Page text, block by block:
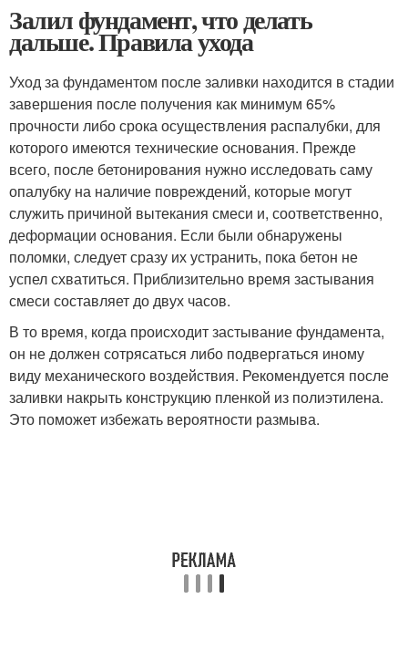
Залил фундамент, что делать
дальше. Правила ухода
Уход за фундаментом после заливки находится в стадии
завершения после получения как минимум 65%
прочности либо срока осуществления распалубки, для
которого имеются технические основания. Прежде
всего, после бетонирования нужно исследовать саму
опалубку на наличие повреждений, которые могут
служить причиной вытекания смеси и, соответственно,
деформации основания. Если были обнаружены
поломки, следует сразу их устранить, пока бетон не
успел схватиться. Приблизительно время застывания
смеси составляет до двух часов.
В то время, когда происходит застывание фундамента,
он не должен сотрясаться либо подвергаться иному
виду механического воздействия. Рекомендуется после
заливки накрыть конструкцию пленкой из полиэтилена.
Это поможет избежать вероятности размыва.